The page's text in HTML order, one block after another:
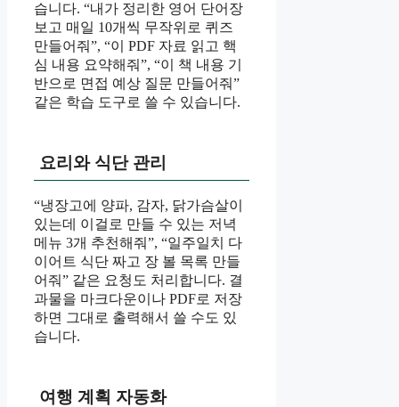
습니다. “내가 정리한 영어 단어장
보고 매일 10개씩 무작위로 퀴즈
만들어줘”, “이 PDF 자료 읽고 핵
심 내용 요약해줘”, “이 책 내용 기
반으로 면접 예상 질문 만들어줘”
같은 학습 도구로 쓸 수 있습니다.
요리와 식단 관리
“냉장고에 양파, 감자, 닭가슴살이
있는데 이걸로 만들 수 있는 저녁
메뉴 3개 추천해줘”, “일주일치 다
이어트 식단 짜고 장 볼 목록 만들
어줘” 같은 요청도 처리합니다. 결
과물을 마크다운이나 PDF로 저장
하면 그대로 출력해서 쓸 수도 있
습니다.
여행 계획 자동화